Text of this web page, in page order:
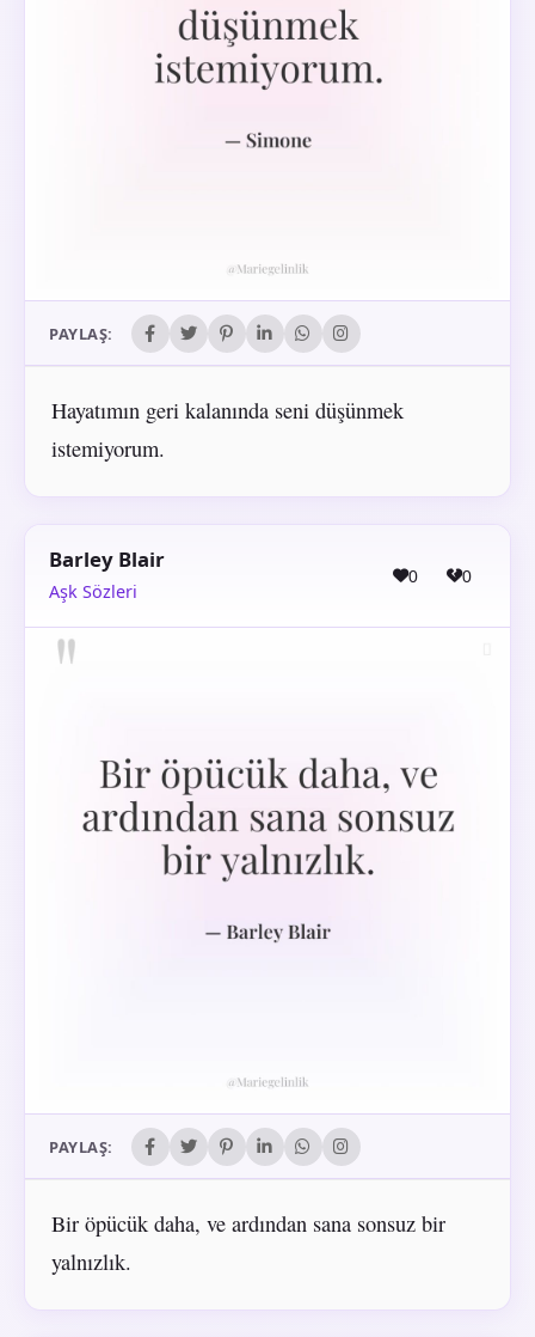
PAYLAŞ:
Hayatımın geri kalanında seni düşünmek
istemiyorum.
Barley Blair
Aşk Sözleri
0 0
PAYLAŞ:
Bir öpücük daha, ve ardından sana sonsuz bir
yalnızlık.